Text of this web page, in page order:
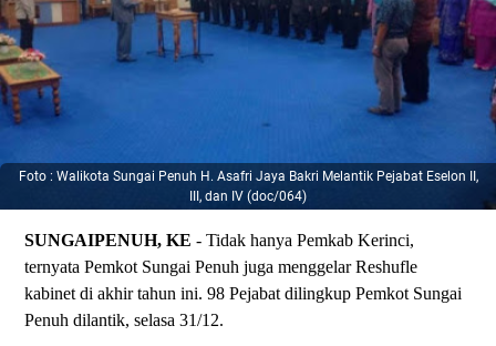
Foto : Walikota Sungai Penuh H. Asafri Jaya Bakri Melantik Pejabat Eselon II,
III, dan IV (doc/064)
SUNGAIPENUH, KE - Tidak hanya Pemkab Kerinci,
ternyata Pemkot Sungai Penuh juga menggelar Reshufle
kabinet di akhir tahun ini. 98 Pejabat dilingkup Pemkot Sungai
Penuh dilantik, selasa 31/12.